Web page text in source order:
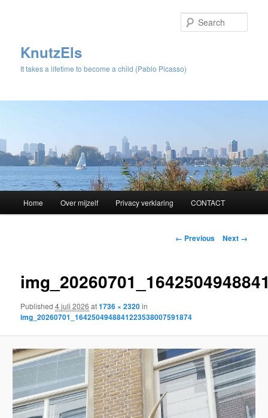
KnutzEls
It takes a lifetime to become a child (Pablo Picasso)
Skip
content
Home Over mijzelf Privacy verklaring CONTACT
Image
← Previous Next →
Published4 juli 2026 at1736 × 2320in
img_20260701_1642504948841223538007591874